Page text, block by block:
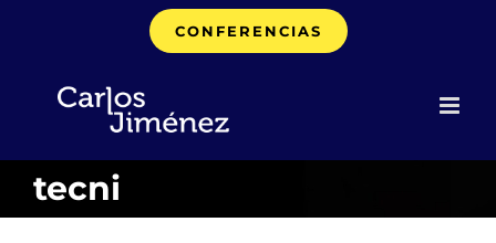
CONFERENCIAS
tecni